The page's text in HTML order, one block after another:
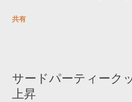
告が出稿される。
共有
サードパーティーク
上昇